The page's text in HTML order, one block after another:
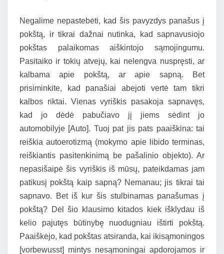
Negalime nepastebėti, kad šis pavyzdys panašus į
pokštą, ir tikrai dažnai nutinka, kad sapnavusiojo
pokštas palaikomas aiškintojo sąmojingumu.
Pasitaiko ir tokių atvejų, kai nelengva nuspręsti, ar
kalbama apie pokštą, ar apie sapną. Bet
prisiminkite, kad panašiai abejoti vertė tam tikri
kalbos riktai. Vienas vyriškis pasakoja sapnavęs,
kad jo dėdė pabučiavo jį jiems sėdint jo
automobilyje [Auto]. Tuoj pat jis pats paaiškina: tai
reiškia autoerotizmą (mokymo apie libido terminas,
reiškiantis pasitenkinimą be pašalinio objekto). Ar
nepasišaipė šis vyriškis iš mūsų, pateikdamas jam
patikusį pokštą kaip sapną? Nemanau; jis tikrai tai
sapnavo. Bet iš kur šis stulbinamas panašumas į
pokštą? Dėl šio klausimo kitados kiek išklydau iš
kelio pajutęs būtinybę nuodugniau ištirti pokštą.
Paaiškėjo, kad pokštas atsiranda, kai ikisąmoningos
[vorbewusst] mintys nesąmoningai apdorojamos ir